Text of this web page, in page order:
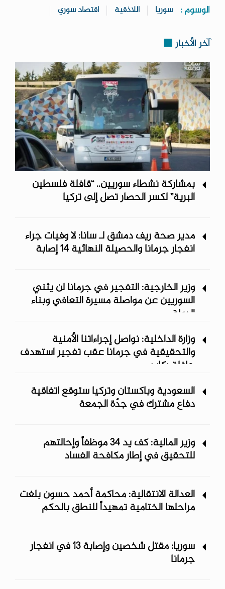
الوسوم : سوريا اللاذقية اقتصاد سوري
آخر الأخبار
بمشاركة نشطاء سوريين.. “قافلة فلسطين
البرية” لكسر الحصار تصل إلى تركيا
مدير صحة ريف دمشق لـ سانا: لا وفيات جراء
انفجار جرمانا والحصيلة النهائية 14 إصابة
وزير الخارجية: التفجير في جرمانا لن يثني
السوريين عن مواصلة مسيرة التعافي وبناء
الدولة
وزارة الداخلية: نواصل إجراءاتنا الأمنية
والتحقيقية في جرمانا عقب تفجير استهدف
حافلة ركاب
السعودية وباكستان وتركيا ستوقع اتفاقية
دفاع مشترك في جدّة الجمعة
وزير المالية: كف يد 34 موظفاً وإحالتهم
للتحقيق في إطار مكافحة الفساد
العدالة الانتقالية: محاكمة أحمد حسون بلغت
مراحلها الختامية تمهيداً للنطق بالحكم
سوريا: مقتل شخصين وإصابة 13 في انفجار
جرمانا